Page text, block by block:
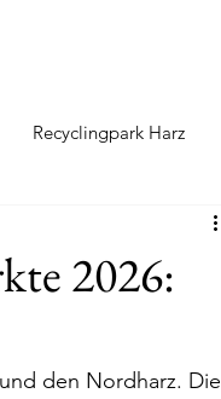
Recyclingpark Harz
2026:
den Nordharz. Die